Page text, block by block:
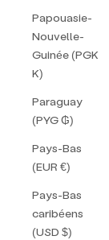
Papouasie-
Nouvelle-
Guinée (PGK
K)
Paraguay
(PYG ₲)
Pays-Bas
(EUR €)
Pays-Bas
caribéens
(USD $)